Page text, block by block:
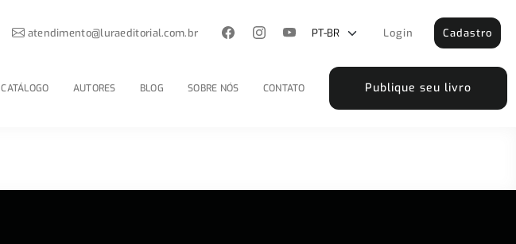
CATÁLOGO AUTORES BLOG SOBRE NÓS CONTATO Publique seu livro
atendimento@luraeditorial.com.br Login Cadastro